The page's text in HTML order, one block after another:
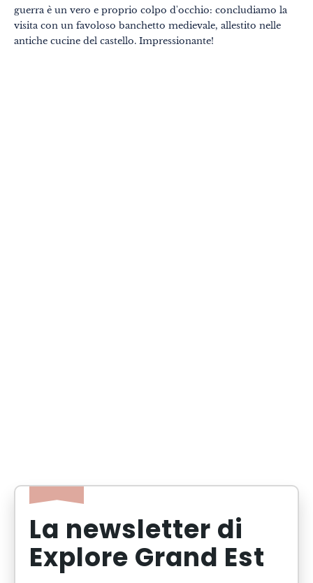
guerra è un vero e proprio colpo d'occhio: concludiamo la
visita con un favoloso banchetto medievale, allestito nelle
antiche cucine del castello. Impressionante!
La newsletter di
Explore Grand Est